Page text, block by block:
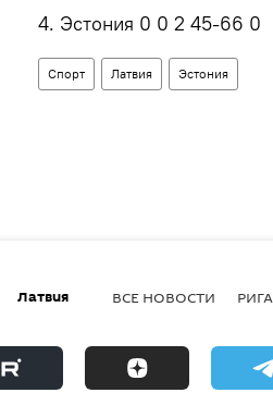
4. Эстония 0 0 2 45-66 0
Спорт Латвия Эстония
Латвия ВСЕ НОВОСТИ РИГА